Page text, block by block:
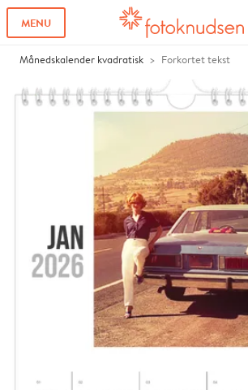
MENU
Månedskalender kvadratisk Forkortet tekst